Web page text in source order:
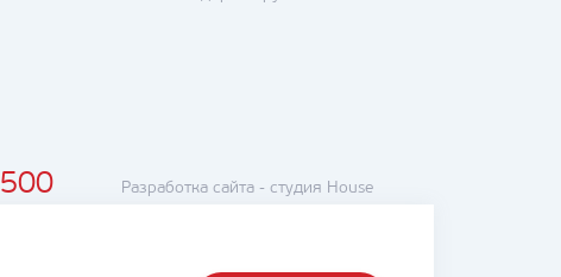
Разработка сайта - студия House